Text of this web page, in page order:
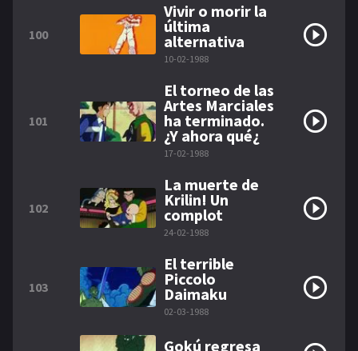
100
Vivir o morir la
última
alternativa
10-02-1988
101
El torneo de las
Artes Marciales
ha terminado.
¿Y ahora qué¿
17-02-1988
102
La muerte de
Krilin! Un
complot
24-02-1988
103
El terrible
Piccolo
Daimaku
02-03-1988
Gokú regresa